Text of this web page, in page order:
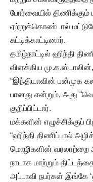
போர்வையில்
ஏற்றுக்கொண்டால்
சுட்டிக்காட்டினார்.
தமிழ்நாட்டில் ஹிந்தி
விளக்கிய
“இந்தியாவின் பன்முக
பானது என்றும், அது
குறிப்பிட்டார்.
மக்களின் எழுச்சிக்குப்
“ஹிந்தி திணிப்பால்
மொழிகளின் வரலாற்றை
நாடாக மாற்றும்
அப்பாவி நபர்கள் இங்கே